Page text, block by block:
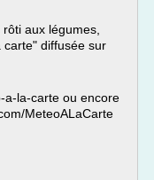
aux légumes,
carte" diffusée sur
a-la-carte ou encore
MeteoALaCarte